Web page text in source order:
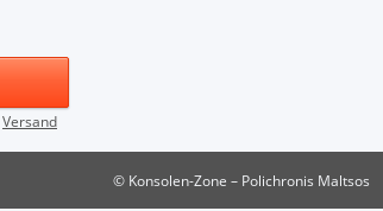
Versand
© Konsolen-Zone – Polichronis Maltsos